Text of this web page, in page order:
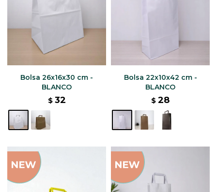
Bolsa 26x16x30 cm -
BLANCO
$ 32
Bolsa 22x10x42 cm -
BLANCO
$ 28